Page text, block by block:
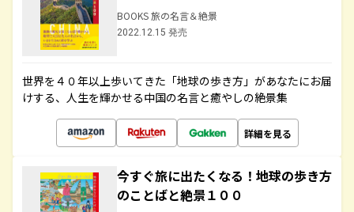
BOOKS 旅の名言＆絶景
2022.12.15 発売
世界を４０年以上歩いてきた「地球の歩き方」があなたにお届
けする、人生を輝かせる中国の名言と癒やしの絶景集
詳細を見る
今すぐ旅に出たくなる！地球の歩き方
のことばと絶景１００